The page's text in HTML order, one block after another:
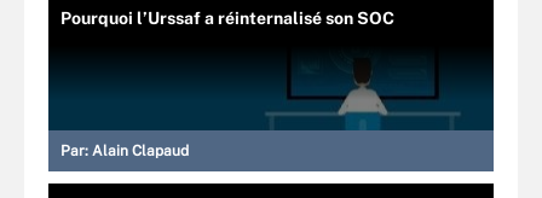
Pourquoi l’Urssaf a réinternalisé son SOC
Par: Alain Clapaud